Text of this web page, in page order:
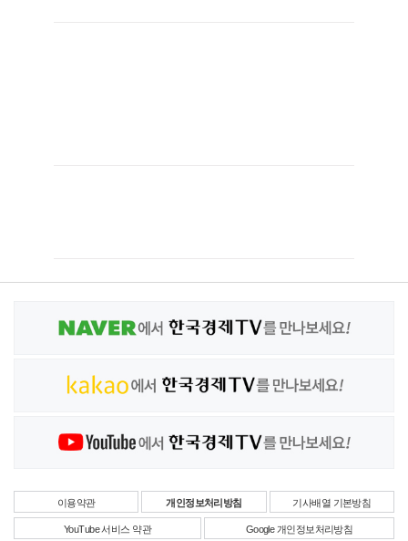
이용약관 개인정보처리방침 기사배열 기본방침
YouTube 서비스 약관 Google 개인정보처리방침